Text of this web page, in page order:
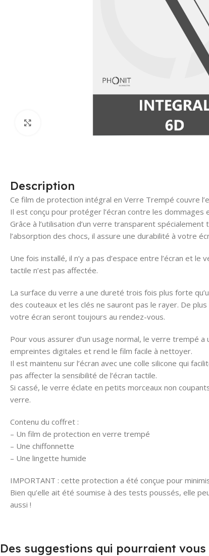
Description
Ce film de protection intégral en Verre Trempé couvre
Il est conçu pour protéger l’écran contre les dommages
Grâce à l’utilisation d’un verre transparent
l’absorption des chocs, il assure une durabilité à votre
Une fois installé, il n’y a pas d’espace entre l’écran et le
tactile n’est pas affectée.
La surface du verre a une dureté trois fois plus forte
des couteaux et les clés ne sauront pas le rayer. De
votre écran seront toujours au rendez-vous.
Pour vous assurer d’un usage normal, le verre trempé
empreintes digitales et rend le film facile à nettoyer.
Il est maintenu sur l’écran avec une colle silicone qui
pas affecter la sensibilité de l’écran tactile.
Si cassé, le verre éclate en petits morceaux non
verre.
Contenu du coffret :
– Un film de protection en verre trempé
– Une chiffonnette
– Une lingette humide
IMPORTANT : cette protection a été conçue pour
Bien qu’elle ait été soumise à des tests poussés, elle
aussi !
Des suggestions qui pourraient